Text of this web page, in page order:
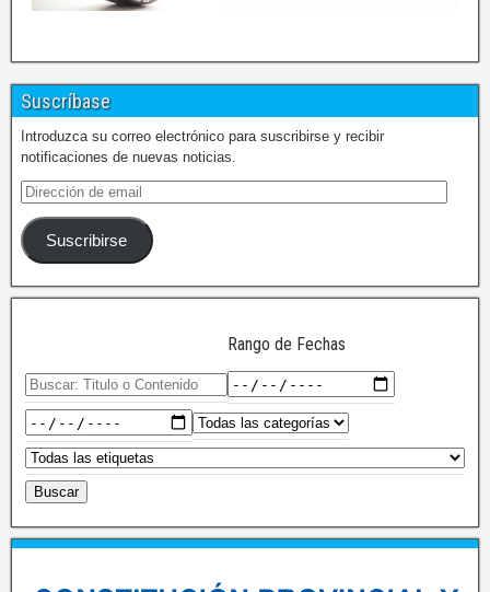
Suscríbase
Introduzca su correo electrónico para suscribirse y recibir
notificaciones de nuevas noticias.
Suscribirse
Rango de Fechas